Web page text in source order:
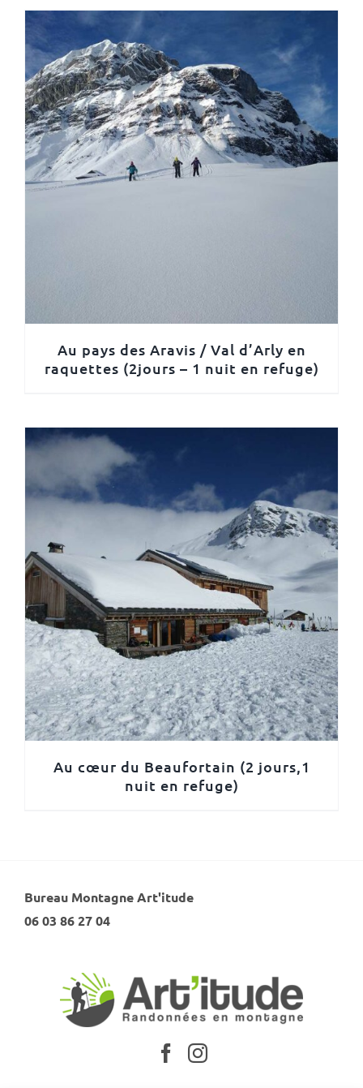
Au pays des Aravis / Val d’Arly en
raquettes (2jours – 1 nuit en refuge)
Au cœur du Beaufortain (2 jours,1
nuit en refuge)
Bureau Montagne Art'itude
06 03 86 27 04